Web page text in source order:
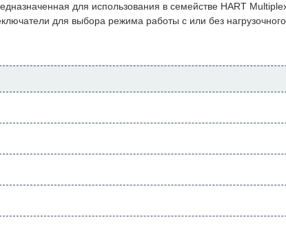
для использования в семействе HART
для выбора режима работы с или без